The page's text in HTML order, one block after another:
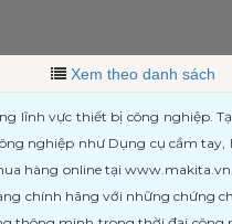
Xem theo danh sách
vực thiết bị công nghiệp.
nghiệp như Dụng cụ cầm tay,
hàng online tại
chính hãng với những chứng